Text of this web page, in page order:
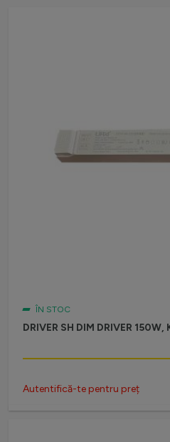
ÎN STOC
DRIVER SH DIM DRIVER 150W,
Autentifică-te pentru preț